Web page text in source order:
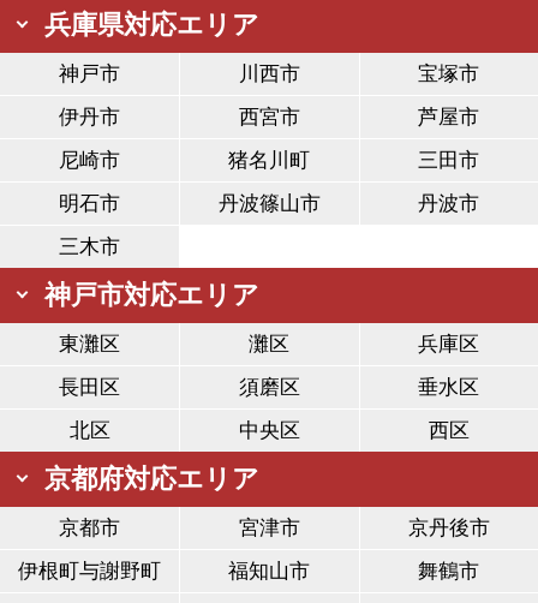
兵庫県対応エリア
神戸市 川西市
宝塚市
伊丹市
西宮市
芦屋市
尼崎市
猪名川町
三田市
明石市
丹波篠山市
丹波市
三木市
神戸市対応エリア
東灘区 灘区
兵庫区
長田区
須磨区
垂水区
北区
中央区 西区
京都府対応エリア
京都市 宮津市
京丹後市
伊根町与謝野町
福知山市 舞鶴市